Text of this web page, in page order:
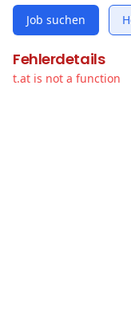
Job suchen
Fehlerdetails
t.at is not a function